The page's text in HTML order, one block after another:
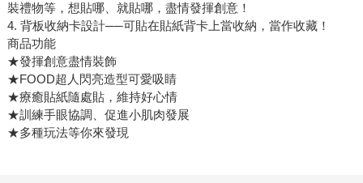
裝禮物等，想貼哪、就貼哪，盡情發揮創意！
4. 背板收納卡設計──可貼在貼紙背卡上當收納，當作收藏！
商品功能
★發揮創意盡情裝飾
★FOOD超人閃亮造型可愛吸睛
★療癒貼紙隨處貼，維持好心情
★訓練手眼協調、促進小肌肉發展
★多種玩法等你來發現